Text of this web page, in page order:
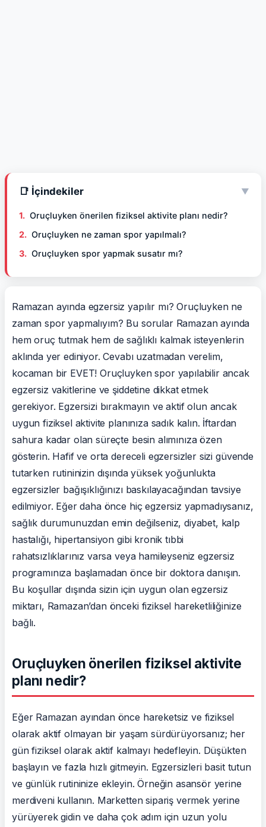
📑 İçindekiler ▼
Oruçluyken önerilen fiziksel aktivite planı nedir?
Oruçluyken ne zaman spor yapılmalı?
Oruçluyken spor yapmak susatır mı?
Ramazan ayında egzersiz yapılır mı? Oruçluyken ne
zaman spor yapmalıyım? Bu sorular Ramazan ayında
hem oruç tutmak hem de sağlıklı kalmak isteyenlerin
aklında yer ediniyor. Cevabı uzatmadan verelim,
kocaman bir EVET! Oruçluyken spor yapılabilir ancak
egzersiz vakitlerine ve şiddetine dikkat etmek
gerekiyor. Egzersizi bırakmayın ve aktif olun ancak
uygun fiziksel aktivite planınıza sadık kalın. İftardan
sahura kadar olan süreçte besin alımınıza özen
gösterin. Hafif ve orta dereceli egzersizler sizi güvende
tutarken rutininizin dışında yüksek yoğunlukta
egzersizler bağışıklığınızı baskılayacağından tavsiye
edilmiyor. Eğer daha önce hiç egzersiz yapmadıysanız,
sağlık durumunuzdan emin değilseniz, diyabet, kalp
hastalığı, hipertansiyon gibi kronik tıbbi
rahatsızlıklarınız varsa veya hamileyseniz egzersiz
programınıza başlamadan önce bir doktora danışın.
Bu koşullar dışında sizin için uygun olan egzersiz
miktarı, Ramazan’dan önceki fiziksel hareketliliğinize
bağlı.
Oruçluyken önerilen fiziksel aktivite
planı nedir?
Eğer Ramazan ayından önce hareketsiz ve fiziksel
olarak aktif olmayan bir yaşam sürdürüyorsanız; her
gün fiziksel olarak aktif kalmayı hedefleyin. Düşükten
başlayın ve fazla hızlı gitmeyin. Egzersizleri basit tutun
ve günlük rutininize ekleyin. Örneğin asansör yerine
merdiveni kullanın. Marketten sipariş vermek yerine
yürüyerek gidin ve daha çok adım için uzun yolu